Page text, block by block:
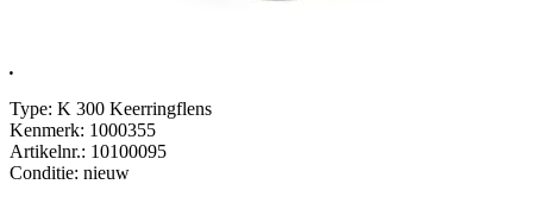
.
Type: K 300 Keerringflens
Kenmerk: 1000355
Artikelnr.: 10100095
Conditie: nieuw